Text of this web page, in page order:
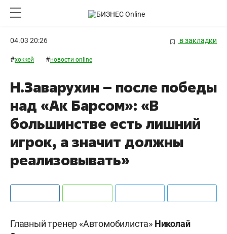
04.03 20:26 в закладки
#хоккей #новости online
Н.Заварухин – после победы
над «Ак Барсом»: «В
большинстве есть лишний
игрок, а значит должны
реализовывать»
Главный тренер «Автомобилиста» Николай